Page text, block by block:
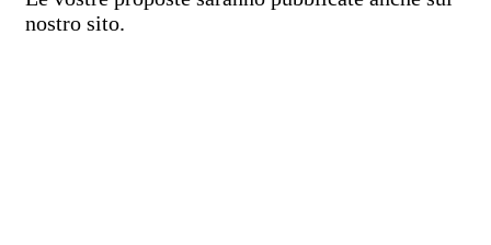
nostro sito.